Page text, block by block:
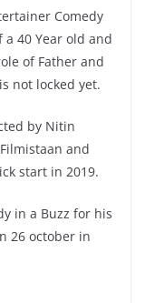
Comedy
40 Year old and
of Father and
not locked yet.
by Nitin
and
start in 2019.
in a Buzz for his
26 october in